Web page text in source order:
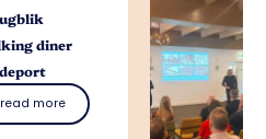
diner
read more